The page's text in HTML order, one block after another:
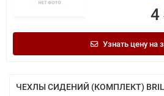
4
Узнать цену на
ЧЕХЛЫ СИДЕНИЙ (КОМПЛЕКТ)